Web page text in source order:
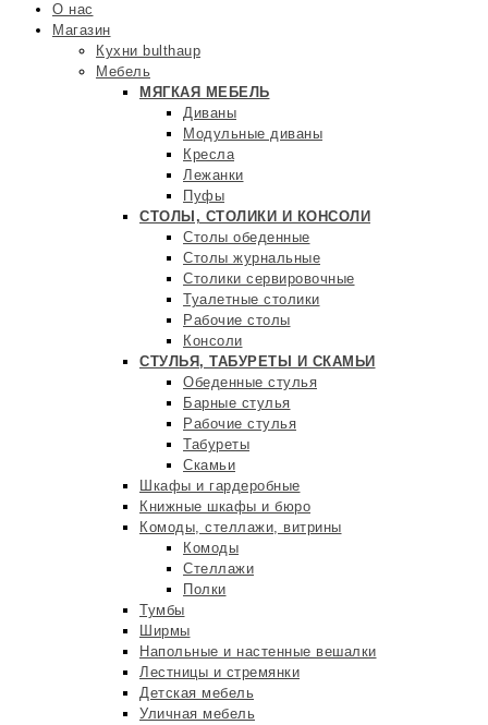
О нас
Магазин
Кухни bulthaup
Мебель
МЯГКАЯ МЕБЕЛЬ
Диваны
Модульные диваны
Кресла
Лежанки
Пуфы
СТОЛЫ, СТОЛИКИ И КОНСОЛИ
Столы обеденные
Столы журнальные
Столики сервировочные
Туалетные столики
Рабочие столы
Консоли
СТУЛЬЯ, ТАБУРЕТЫ И СКАМЬИ
Обеденные стулья
Барные стулья
Рабочие стулья
Табуреты
Скамьи
Шкафы и гардеробные
Книжные шкафы и бюро
Комоды, стеллажи, витрины
Комоды
Стеллажи
Полки
Тумбы
Ширмы
Напольные и настенные вешалки
Лестницы и стремянки
Детская мебель
Уличная мебель